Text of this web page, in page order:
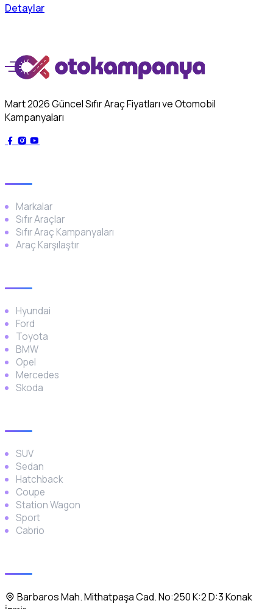
Detaylar
Mart 2026 Güncel Sıfır Araç Fiyatları ve Otomobil
Kampanyaları
Markalar
Sıfır Araçlar
Sıfır Araç Kampanyaları
Araç Karşılaştır
Hyundai
Ford
Toyota
BMW
Opel
Mercedes
Skoda
SUV
Sedan
Hatchback
Coupe
Station Wagon
Sport
Cabrio
Barbaros Mah. Mithatpaşa Cad. No:250 K:2 D:3 Konak